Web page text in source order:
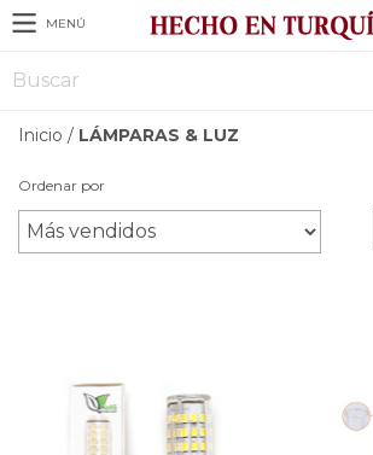
MENÚ
Inicio / LÁMPARAS & LUZ
Ordenar por